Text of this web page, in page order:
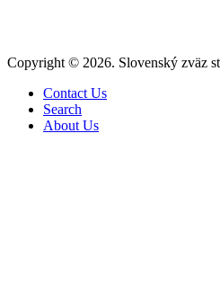
Copyright © 2026. Slovenský zväz
Contact Us
Search
About Us